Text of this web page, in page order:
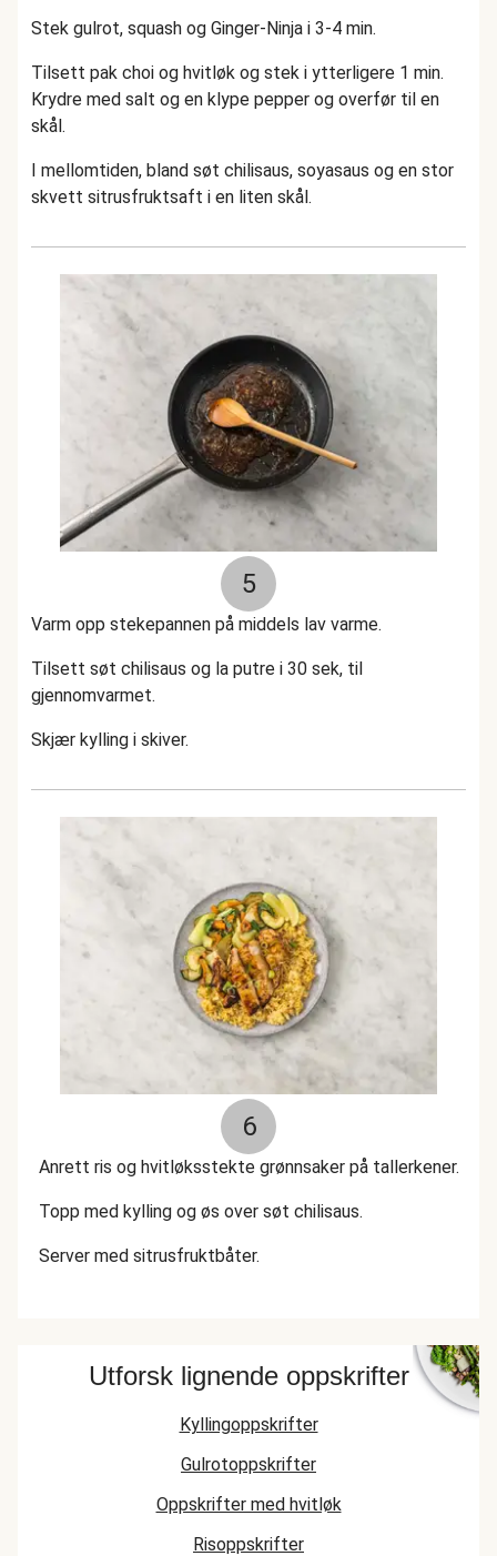
Stek gulrot, squash og Ginger-Ninja i 3-4 min.
Tilsett pak choi og hvitløk og stek i ytterligere 1 min.
Krydre med salt og en klype pepper og overfør til en
skål.
I mellomtiden, bland søt chilisaus, soyasaus og en stor
skvett sitrusfruktsaft i en liten skål.
5
Varm opp stekepannen på middels lav varme.
Tilsett søt chilisaus og la putre i 30 sek, til
gjennomvarmet.
Skjær kylling i skiver.
6
Anrett ris og hvitløksstekte grønnsaker på tallerkener.
Topp med kylling og øs over søt chilisaus.
Server med sitrusfruktbåter.
Utforsk lignende oppskrifter
Kyllingoppskrifter
Gulrotoppskrifter
Oppskrifter med hvitløk
Risoppskrifter